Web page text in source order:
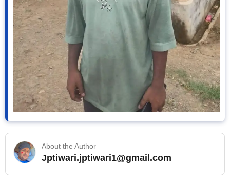
About the Author
Jptiwari.jptiwari1@gmail.com… Read More